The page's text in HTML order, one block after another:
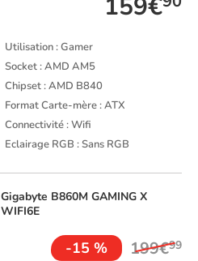
159€
Utilisation : Gamer
Socket : AMD AM5
Chipset : AMD B840
Format Carte-mère : ATX
Connectivité : Wifi
Eclairage RGB : Sans RGB
Gigabyte B860M GAMING X
WIFI6E
-15 % 199€99